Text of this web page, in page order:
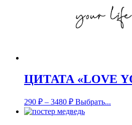
ЦИТАТА «LOVE
290 ₽ – 3480 ₽ Выбрать...